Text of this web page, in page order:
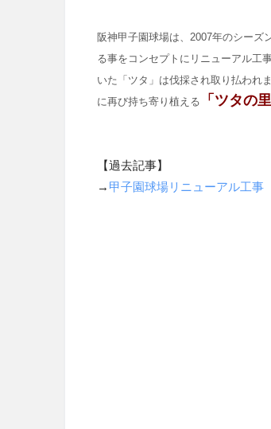
阪神甲子園球場は、2007年のシーズ
る事をコンセプトにリニューアル工
いた「ツタ」は伐採され取り払われ
に再び持ち寄り植える
「ツタの
【過去記事】
→ 甲子園球場リニューアル工事